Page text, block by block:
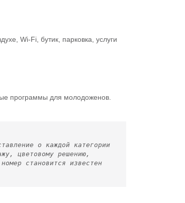
Wi-Fi, бутик, парковка, услуги
программы для молодоженов.
о каждой категории
цветовому решению,
становится известен